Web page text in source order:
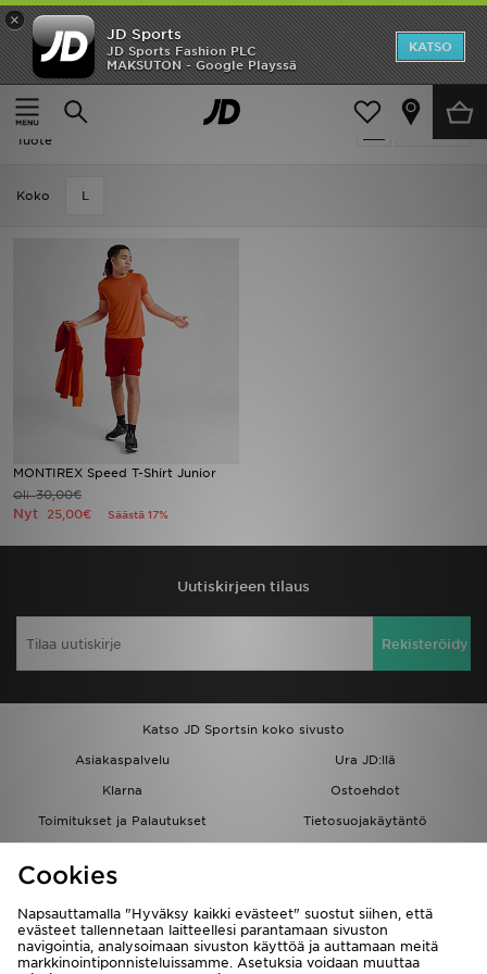
×
JD Sports
JD Sports Fashion PLC
MAKSUTON - Google Playssä
KATSO
Etusivu
Lapset
Suodata
Lapset - MONTIREX Gym
Tuote
Koko L
MONTIREX Speed T-Shirt Junior
Oli30,00€
Nyt 25,00€ Säästä 17%
Uutiskirjeen tilaus
Rekisteröidy
Katso JD Sportsin koko sivusto
Asiakaspalvelu
Ura JD:llä
Klarna
Ostoehdot
Toimitukset ja Palautukset
Tietosuojakäytäntö
Löydä myymälä
Kumppanuusohjelma
JD Blog
Etusivu
Ale
Uutuudet
Suosikit
Tuotemerkit
Minun JD
Asiakaspalvelu ja tietoa
Cookies
Napsauttamalla "Hyväksy kaikki evästeet" suostut siihen, että
evästeet tallennetaan laitteellesi parantamaan sivuston
navigointia, analysoimaan sivuston käyttöä ja auttamaan meitä
markkinointiponnisteluissamme. Asetuksia voidaan muuttaa